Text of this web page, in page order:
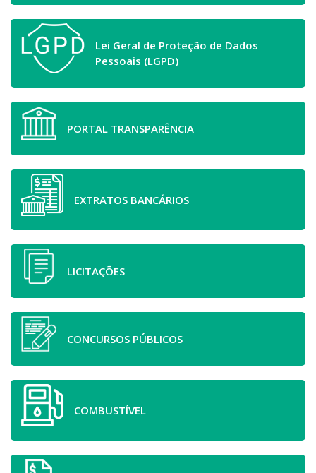
Lei Geral de Proteção de Dados
Pessoais (LGPD)
PORTAL TRANSPARÊNCIA
EXTRATOS BANCÁRIOS
LICITAÇÕES
CONCURSOS PÚBLICOS
COMBUSTÍVEL